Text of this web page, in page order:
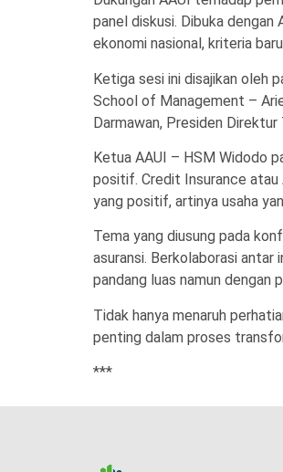
panel diskusi. Dibuka dengan
ekonomi nasional, kriteria
Ketiga sesi ini disajikan oleh
School of Management –
Darmawan, Presiden
Ketua AAUI – HSM Widodo
positif. Credit Insurance atau
yang positif, artinya usaha
Tema yang diusung pada
asuransi. Berkolaborasi antar
pandang luas namun dengan
Tidak hanya menaruh
penting dalam proses
***